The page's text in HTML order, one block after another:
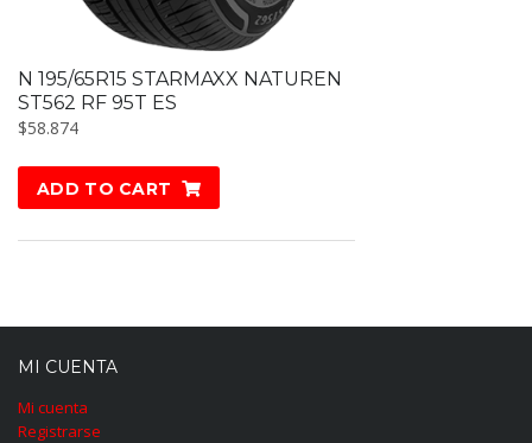
N 195/65R15 STARMAXX NATUREN
ST562 RF 95T ES
$58.874
ADD TO CART
MI CUENTA
Mi cuenta
Registrarse